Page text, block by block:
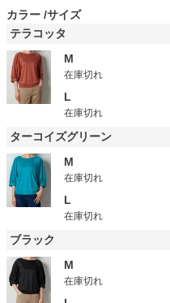
カラー サイズ
テラコッタ
M
在庫切れ
L
在庫切れ
ターコイズグリーン
M
在庫切れ
L
在庫切れ
ブラック
M
在庫切れ